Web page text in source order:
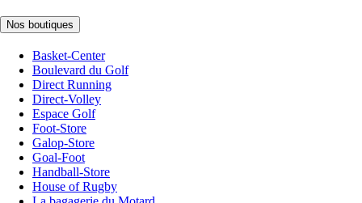
Nos boutiques
Basket-Center
Boulevard du Golf
Direct Running
Direct-Volley
Espace Golf
Foot-Store
Galop-Store
Goal-Foot
Handball-Store
House of Rugby